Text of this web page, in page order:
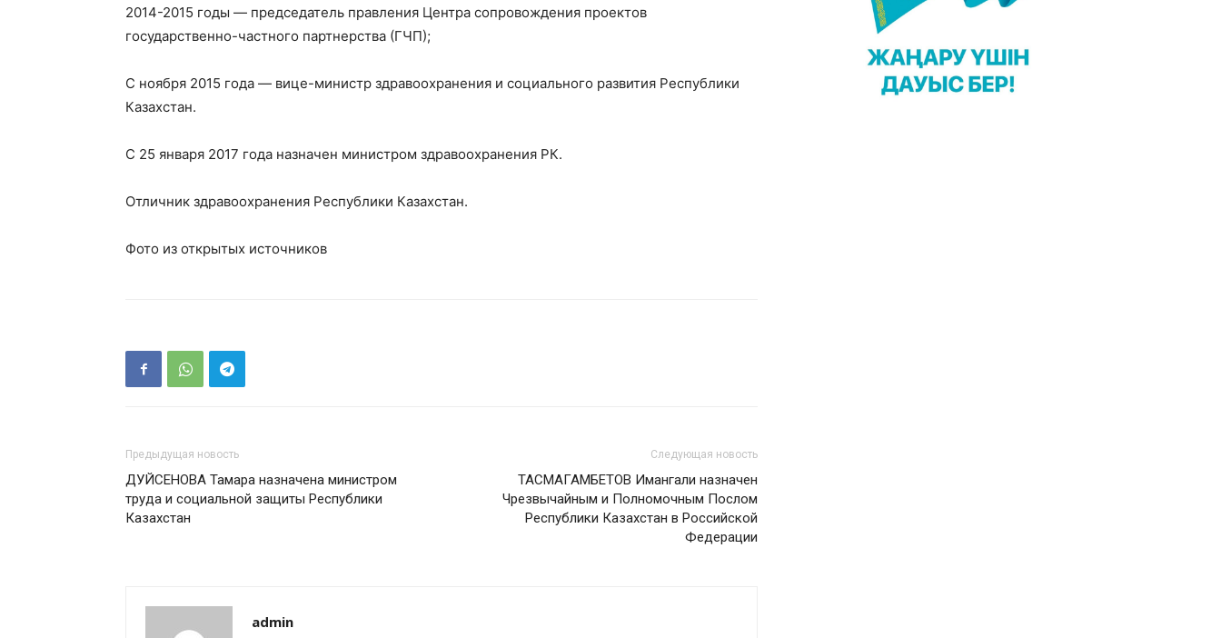
2014-2015 годы — председатель правления Центра сопровождения проектов
государственно-частного партнерства (ГЧП);
С ноября 2015 года — вице-министр здравоохранения и социального развития Республики
Казахстан.
С 25 января 2017 года назначен министром здравоохранения РК.
Отличник здравоохранения Республики Казахстан.
Фото из открытых источников
Предыдущая новость
ДУЙСЕНОВА Тамара назначена министром
труда и социальной защиты Республики
Казахстан
Следующая новость
ТАСМАГАМБЕТОВ Имангали назначен
Чрезвычайным и Полномочным Послом
Республики Казахстан в Российской
Федерации
admin